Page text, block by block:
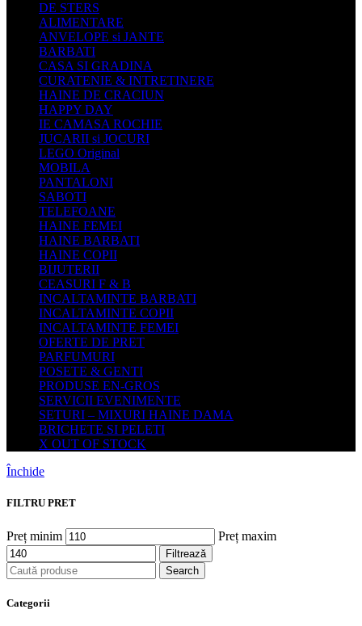
DE STERS
ALIMENTARE
ANVELOPE si JANTE
BARBATI
CASA SI GRADINA
CURATENIE & INTRETINERE
HAINE DE CRACIUN
HAPPY DAY
IE CAMASA ROCHIE
JUCARII si JOCURI
LEGO Original
MOBILA
PANTALONI
SABOTI
TELEFOANE
HAINE FEMEI
HAINE BARBATI
HAINE COPII
BIJUTERII
CEASURI F & B
INCALTAMINTE BARBATI
INCALTAMINTE COPII
INCALTAMINTE FEMEI
OFERTE DE PRET
PARFUMURI
POSETE & GENTI
PRODUSE EN-GROS
SERVICII EVENIMENTE
SETURI – MIXURI HAINE DAMA
BRICHETE SI PELETI
X OUT OF STOCK
Închide
FILTRU PRET
Preț minim Preț maxim
Filtrează
Search
Categorii